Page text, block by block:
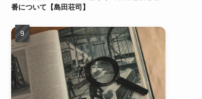
番について【島田荘司】